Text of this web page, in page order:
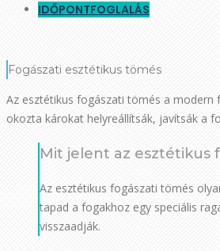
IDŐPONTFOGLALÁS
Fogászati esztétikus tömés
Az esztétikus fogászati tömés a modern
okozta károkat helyreállítsák, javítsák a
Mit jelent az esztétikus
Az esztétikus fogászati tömés
tapad a fogakhoz egy speciális
visszaadják.